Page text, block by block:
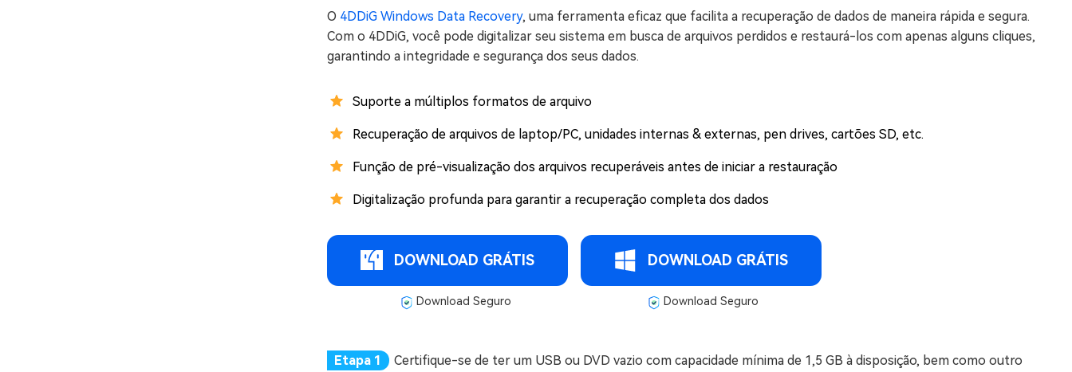
O 4DDiG Windows Data Recovery, uma ferramenta eficaz que facilita a recuperação de dados de maneira rápida e segura.
Com o 4DDiG, você pode digitalizar seu sistema em busca de arquivos perdidos e restaurá-los com apenas alguns cliques,
garantindo a integridade e segurança dos seus dados.
Suporte a múltiplos formatos de arquivo
Recuperação de arquivos de laptop/PC, unidades internas & externas, pen drives, cartões SD, etc.
Função de pré-visualização dos arquivos recuperáveis antes de iniciar a restauração
Digitalização profunda para garantir a recuperação completa dos dados
DOWNLOAD GRÁTIS
Download Seguro
DOWNLOAD GRÁTIS
Download Seguro
Certifique-se de ter um USB ou DVD vazio com capacidade mínima de 1,5 GB à disposição, bem como outro